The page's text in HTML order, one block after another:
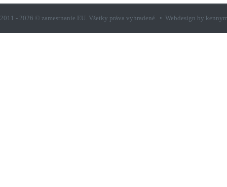
2011 - 2026 © zamestnanie.EU. Všetky práva vyhradené. • Webdesign by